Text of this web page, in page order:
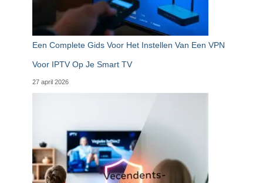
Een Complete Gids Voor Het Instellen Van Een VPN
Voor IPTV Op Je Smart TV
27 april 2026